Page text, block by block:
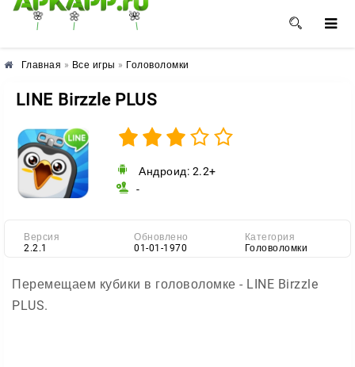
🌸 🌼 🌺
Главная » Все игры » Головоломки
LINE Birzzle PLUS
Андроид: 2.2+
-
Версия
2.2.1
Обновлено
01-01-1970
Категория
Головоломки
Перемещаем кубики в головоломке - LINE Birzzle
PLUS.